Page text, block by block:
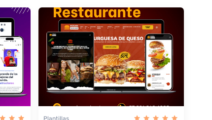
Plantillas